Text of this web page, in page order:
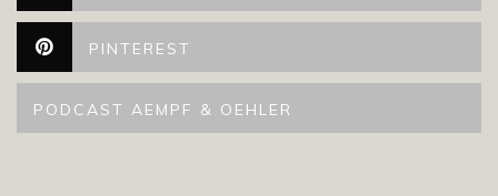
PINTEREST
PODCAST AEMPF & OEHLER